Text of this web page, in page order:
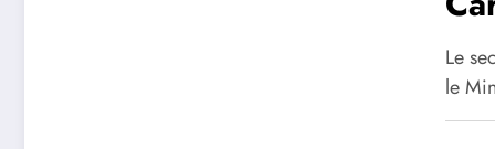
Le
le